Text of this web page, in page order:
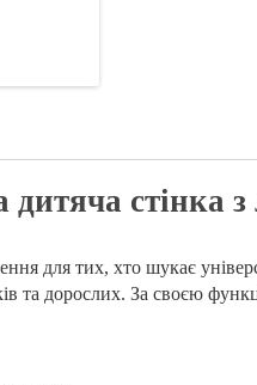
стінка
для тих, хто шукає
та дорослих. За своєю